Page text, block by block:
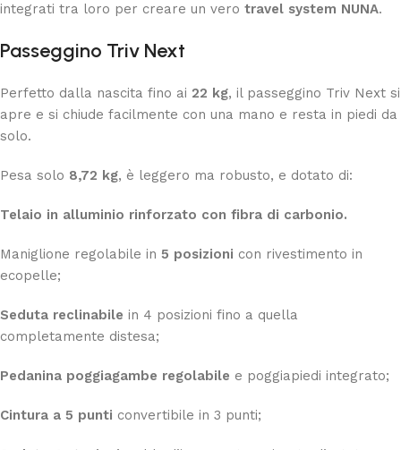
integrati tra loro per creare un vero travel system NUNA.
Passeggino Triv Next
Perfetto dalla nascita fino ai 22 kg, il passeggino Triv Next si
apre e si chiude facilmente con una mano e resta in piedi da
solo.
Pesa solo 8,72 kg, è leggero ma robusto, e dotato di:
Telaio in alluminio rinforzato con fibra di carbonio.
Maniglione regolabile in 5 posizioni con rivestimento in
ecopelle;
Seduta reclinabile in 4 posizioni fino a quella
completamente distesa;
Pedanina poggiagambe regolabile e poggiapiedi integrato;
Cintura a 5 punti convertibile in 3 punti;